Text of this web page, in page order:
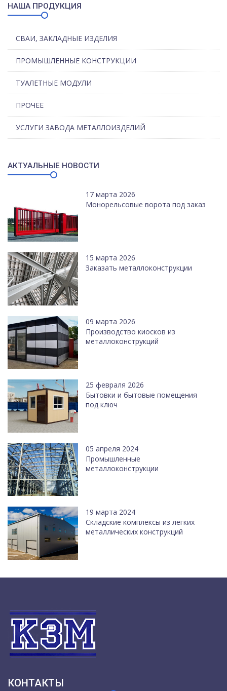
НАША ПРОДУКЦИЯ
СВАИ, ЗАКЛАДНЫЕ ИЗДЕЛИЯ
ПРОМЫШЛЕННЫЕ КОНСТРУКЦИИ
ТУАЛЕТНЫЕ МОДУЛИ
ПРОЧЕЕ
УСЛУГИ ЗАВОДА МЕТАЛЛОИЗДЕЛИЙ
АКТУАЛЬНЫЕ НОВОСТИ
17 марта 2026
Монорельсовые ворота под заказ
15 марта 2026
Заказать металлоконструкции
09 марта 2026
Производство киосков из
металлоконструкций
25 февраля 2026
Бытовки и бытовые помещения
под ключ
05 апреля 2024
Промышленные
металлоконструкции
19 марта 2024
Cкладские комплексы из легких
металлических конструкций
КОНТАКТЫ